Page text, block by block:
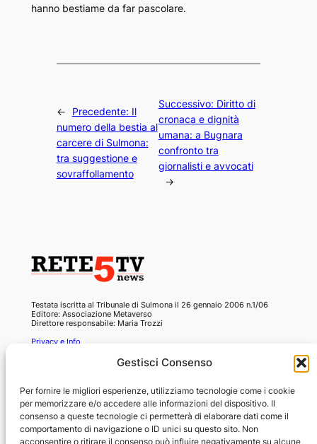
Gestisci Consenso
Per fornire le migliori esperienze, utilizziamo tecnologie come i cookie
per memorizzare e/o accedere alle informazioni del dispositivo. Il
consenso a queste tecnologie ci permetterà di elaborare dati come il
comportamento di navigazione o ID unici su questo sito. Non
acconsentire o ritirare il consenso può influire negativamente su alcune
hanno bestiame da far pascolare.
← Precedente: Il
numero della bestia al
carcere di Sulmona:
tra suggestione e
sovraffollamento
Successivo: Diritto di
cronaca e dignità
umana: a Bugnara
confronto tra
giornalisti e avvocati
→
Testata iscritta al Tribunale di Sulmona il 26 gennaio 2006 n.1/06
Editore: Associazione Metaverso
Direttore responsabile: Maria Trozzi
Privacy e Info
Copyright © 2026
Tutti i contenuti offerti da Rete5.tv, originali o condivisi da siti